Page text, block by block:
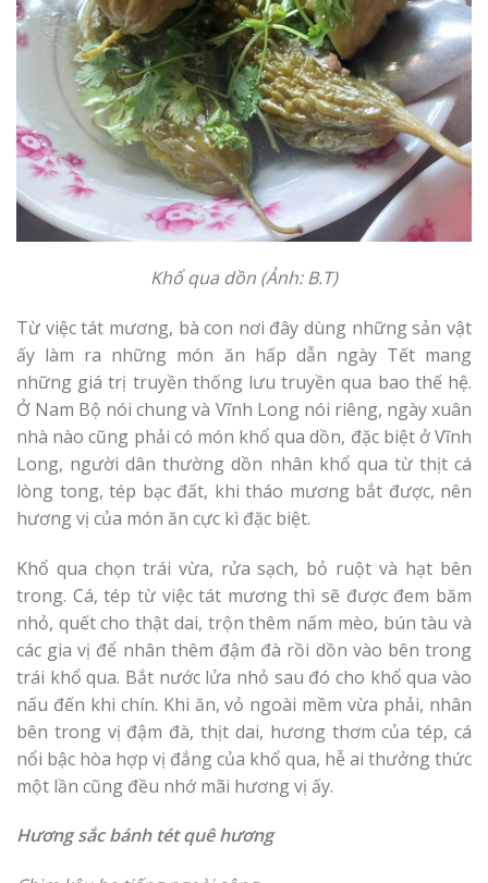
Khổ qua dồn (Ảnh: B.T)
Từ việc tát mương, bà con nơi đây dùng những sản vật
ấy làm ra những món ăn hấp dẫn ngày Tết mang
những giá trị truyền thống lưu truyền qua bao thế hệ.
Ở Nam Bộ nói chung và Vĩnh Long nói riêng, ngày xuân
nhà nào cũng phải có món khổ qua dồn, đặc biệt ở Vĩnh
Long, người dân thường dồn nhân khổ qua từ thịt cá
lòng tong, tép bạc đất, khi tháo mương bắt được, nên
hương vị của món ăn cực kì đặc biệt.
Khổ qua chọn trái vừa, rửa sạch, bỏ ruột và hạt bên
trong. Cá, tép từ việc tát mương thì sẽ được đem băm
nhỏ, quết cho thật dai, trộn thêm nấm mèo, bún tàu và
các gia vị để nhân thêm đậm đà rồi dồn vào bên trong
trái khổ qua. Bắt nước lửa nhỏ sau đó cho khổ qua vào
nấu đến khi chín. Khi ăn, vỏ ngoài mềm vừa phải, nhân
bên trong vị đậm đà, thịt dai, hương thơm của tép, cá
nổi bậc hòa hợp vị đắng của khổ qua, hễ ai thưởng thức
một lần cũng đều nhớ mãi hương vị ấy.
Hươngsắc bánh tétquê hương